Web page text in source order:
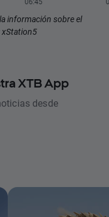
información sobre el
xStation5
XTB App
desde